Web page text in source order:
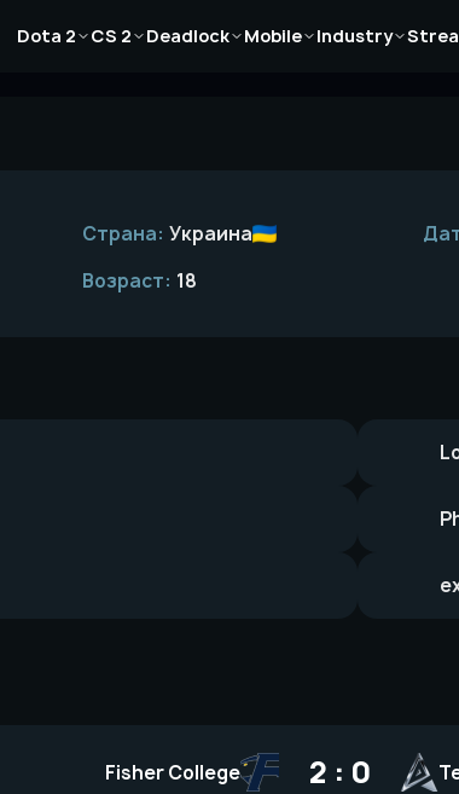
Dota 2
Статьи CS 2
СтатьиDeadlock
Статьи
Mobile
Статьи Industry
Статьи
Страна: Украина
Возраст: 18
Fisher College 2 : 0